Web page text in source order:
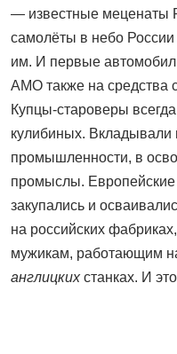
— известные меценаты
самолёты в небо
им. И первые
АМО также на средства
Купцы‑староверы
кулибиных. Вкладывали
промышленности, в
промыслы. Европейские
закупались и
на российских
мужикам, работающим
англицкихстанках. И